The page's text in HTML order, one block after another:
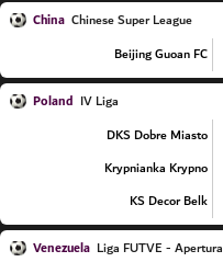
China Chinese Super League
Beijing Guoan FC
Poland IV Liga
DKS Dobre Miasto
Krypnianka Krypno
KS Decor Belk
Venezuela Liga FUTVE - Apertura